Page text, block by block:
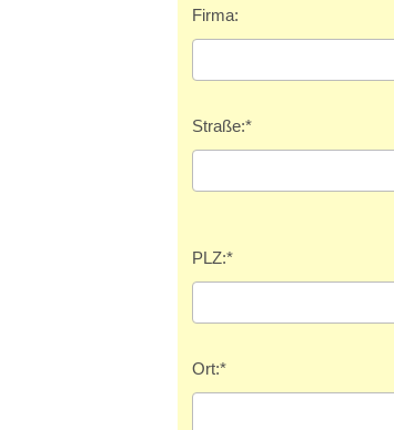
Firma:
Straße:*
PLZ:*
Ort:*